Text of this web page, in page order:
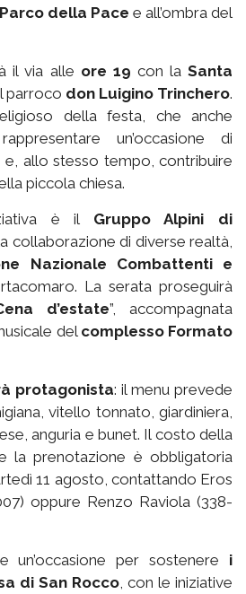
Parco della Pace e all’ombra del
il via alle ore 19 con laSanta
parroco don Luigino Trinchero.
della festa, che anche
un’occasione di
allo stesso tempo, contribuire
piccola chiesa.
è il Gruppo Alpini di
collaborazione di diverse realtà,
Nazionale Combattenti e
La serata proseguirà
d’estate”, accompagnata
del complesso Formato
protagonista: il menu prevede
vitello tonnato, giardiniera,
anguria e bunet. Il costo della
la prenotazione è obbligatoria
11 agosto, contattando Eros
oppure Renzo Raviola (338-
un’occasione per sostenere i
di San Rocco , con le iniziative